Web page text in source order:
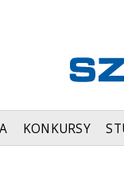
KONKURSY